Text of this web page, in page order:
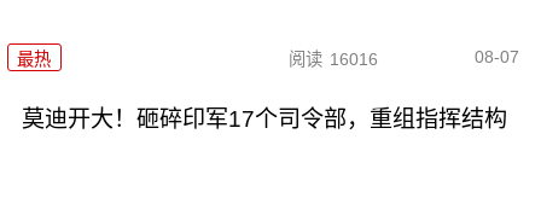
最热 阅读 16016 08-07
莫迪开大！砸碎印军17个司令部，重组指挥结构